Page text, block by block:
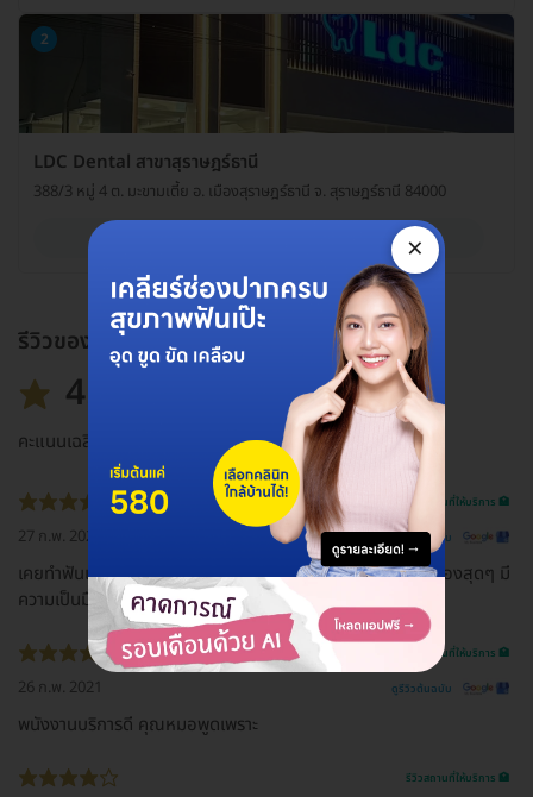
2
LDC Dental สาขาสุราษฎร์ธานี
388/3 หมู่ 4 ต. มะขามเตี้ย อ. เมืองสุราษฎร์ธานี จ. สุราษฎร์ธานี 84000
รีวิวของแพ็กเกจ
4.8
คะแนนเฉลี่ย
รีวิวสถานที่ให้บริการ 🏥
27 ก.พ. 2021 ดูรีวิวต้นฉบับ
เคยทำฟันแบรนด์นี้สมัยเด็กๆ หมอใจดีมากกกกก น่ารักเป็นกันเองสุดๆ มี
ความเป็นมืออาชีพ โตขึ้นมาอยากเจอหมอ เพื่อขอบคุณ 555
รีวิวสถานที่ให้บริการ 🏥
26 ก.พ. 2021 ดูรีวิวต้นฉบับ
พนังงานบริการดี คุณหมอพูดเพราะ
รีวิวสถานที่ให้บริการ 🏥
×